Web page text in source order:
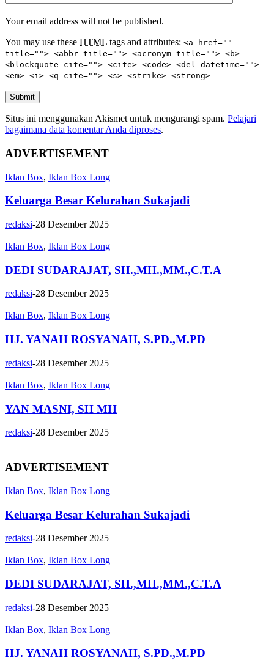
Your email address will not be published.
You may use these HTML tags and attributes: <a href=""
title=""> <abbr title=""> <acronym title=""> <b>
<blockquote cite=""> <cite> <code> <del datetime="">
<em> <i> <q cite=""> <s> <strike> <strong>
Submit
Situs ini menggunakan Akismet untuk mengurangi spam. Pelajari
bagaimana data komentar Anda diproses.
ADVERTISEMENT
Iklan Box, Iklan Box Long
Keluarga Besar Kelurahan Sukajadi
redaksi-28 Desember 2025
Iklan Box, Iklan Box Long
DEDI SUDARAJAT, SH.,MH.,MM.,C.T.A
redaksi-28 Desember 2025
Iklan Box, Iklan Box Long
HJ. YANAH ROSYANAH, S.PD.,M.PD
redaksi-28 Desember 2025
Iklan Box, Iklan Box Long
YAN MASNI, SH MH
redaksi-28 Desember 2025
ADVERTISEMENT
Iklan Box, Iklan Box Long
Keluarga Besar Kelurahan Sukajadi
redaksi-28 Desember 2025
Iklan Box, Iklan Box Long
DEDI SUDARAJAT, SH.,MH.,MM.,C.T.A
redaksi-28 Desember 2025
Iklan Box, Iklan Box Long
HJ. YANAH ROSYANAH, S.PD.,M.PD